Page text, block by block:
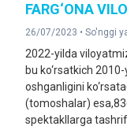
FARG‘ONA
26/07/2023 • So'nggi
2022-yilda
bu ko‘rsatkich
oshganligini
(tomoshalar)
spektakllarga